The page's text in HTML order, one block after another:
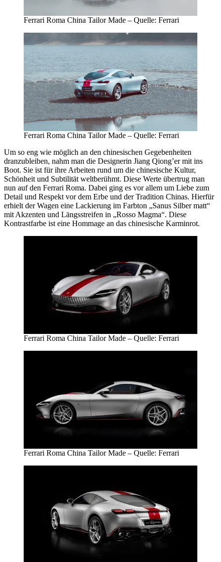
Ferrari Roma China Tailor Made – Quelle: Ferrari
Ferrari Roma China Tailor Made – Quelle: Ferrari
Um so eng wie möglich an den chinesischen Gegebenheiten
dranzubleiben, nahm man die Designerin Jiang Qiong’er mit ins
Boot. Sie ist für ihre Arbeiten rund um die chinesische Kultur,
Schönheit und Subtilität weltberühmt. Diese Werte übertrug man
nun auf den Ferrari Roma. Dabei ging es vor allem um Liebe zum
Detail und Respekt vor dem Erbe und der Tradition Chinas. Hierfür
erhielt der Wagen eine Lackierung im Farbton „Sanus Silber matt“
mit Akzenten und Längsstreifen in „Rosso Magma“. Diese
Kontrastfarbe ist eine Hommage an das chinesische Karminrot.
Ferrari Roma China Tailor Made – Quelle: Ferrari
Ferrari Roma China Tailor Made – Quelle: Ferrari